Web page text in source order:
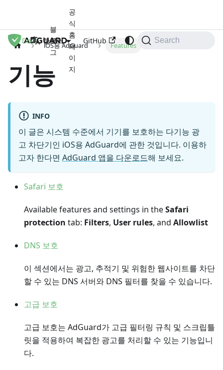
Docs
블
로
그
공
식
홈
페
이
지
한국어 GitHub Search
iOS용 AdGuard Features
기능
INFO
이 글은 시스템 수준에서 기기를 보호하는 다기능 광
고 차단기인 iOS용 AdGuard에 관한 것입니다. 이용하
고자 한다면 AdGuard 앱을 다운로드해 보세요.
Safari 보호
Available features and settings in theSafari
protection tab: Filters, User rules, and Allowlist
DNS 보호
이 섹션에서는 광고, 추적기 및 위험한 웹사이트를 차단
할 수 있는 DNS 서버와 DNS 필터를 찾을 수 있습니다.
고급 보호
고급 보호는 AdGuard가 고급 필터링 규칙 및 스크립틀
릿을 적용하여 복잡한 광고를 처리할 수 있는 기능입니
다.